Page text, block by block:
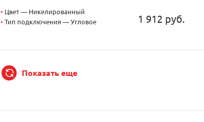
• Цвет — Никелированный
• Тип подключения — Угловое 1 912 руб.
Показать еще